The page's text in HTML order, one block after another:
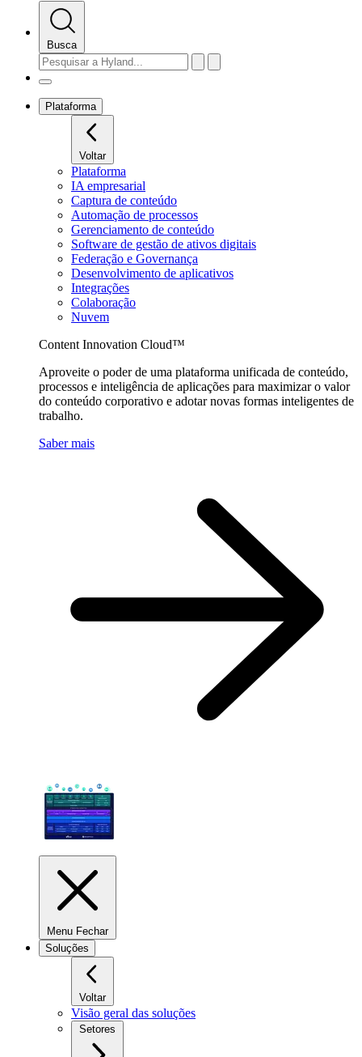
Busca
Plataforma
Voltar
Plataforma
IA empresarial
Captura de conteúdo
Automação de processos
Gerenciamento de conteúdo
Software de gestão de ativos digitais
Federação e Governança
Desenvolvimento de aplicativos
Integrações
Colaboração
Nuvem
Content Innovation Cloud™
Aproveite o poder de uma plataforma unificada de conteúdo,
processos e inteligência de aplicações para maximizar o valor
do conteúdo corporativo e adotar novas formas inteligentes de
trabalho.
Saber mais
Menu Fechar
Soluções
Voltar
Visão geral das soluções
Setores